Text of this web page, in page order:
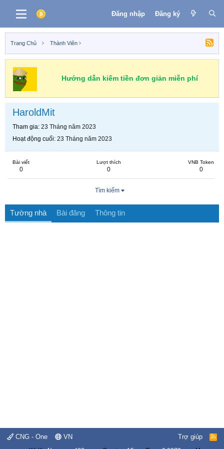
Đăng nhập Đăng ký
Trang Chủ Thành Viên
Hướng dẫn kiếm tiền đơn giản miễn phí
HaroldMit
Tham gia 23 Tháng năm 2023
Hoạt động cuối 23 Tháng năm 2023
Bài viết
0
Lượt thích
0
VNB Token
0
Tìm kiếm
Tường nhà Bài đăng Thông tin
CNG - One VN Trợ giúp
R